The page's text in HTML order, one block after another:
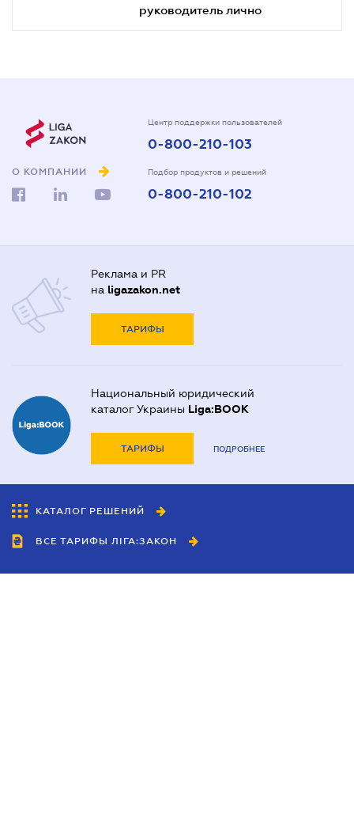
руководитель лично
О КОМПАНИИ
Центр поддержки пользователей
0-800-210-103
Подбор продуктов и решений
0-800-210-102
Реклама и PR
на ligazakon.net
ТАРИФЫ
Национальный юридический
каталог Украины Liga:BOOK
ТАРИФЫ ПОДРОБНЕЕ
КАТАЛОГ РЕШЕНИЙ
ВСЕ ТАРИФЫ ЛІГА:ЗАКОН